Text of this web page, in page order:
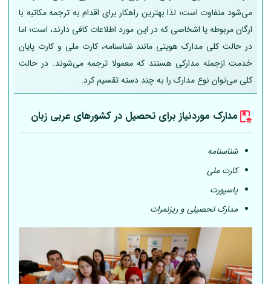
می‌شود متفاوت است؛ لذا بهترین راهکار برای اقدام به ترجمه مکاتبه با
ارگان مربوطه یا اشخاصی که در این مورد اطلاعات کافی دارند، است؛ اما
در حالت کلی مدارک هویتی مانند شناسنامه، کارت ملی و کارت پایان
خدمت ازجمله مدارکی هستند که معمولا ترجمه می‌شوند. در حالت
کلی می‌توان نوع مدارک را به چند دسته تقسیم کرد.
مدارک موردنیاز برای تحصیل در کشورهای عربی زبان
شناسنامه
کارت ملی
پاسپورت
مدارک تحصیلی و ریزنمرات